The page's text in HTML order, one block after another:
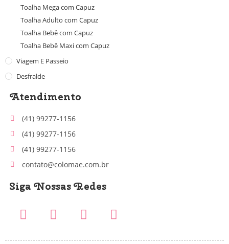
Toalha Mega com Capuz
Toalha Adulto com Capuz
Toalha Bebê com Capuz
Toalha Bebê Maxi com Capuz
Viagem E Passeio
Desfralde
Atendimento
(41) 99277-1156
(41) 99277-1156
(41) 99277-1156
contato@colomae.com.br
Siga Nossas Redes